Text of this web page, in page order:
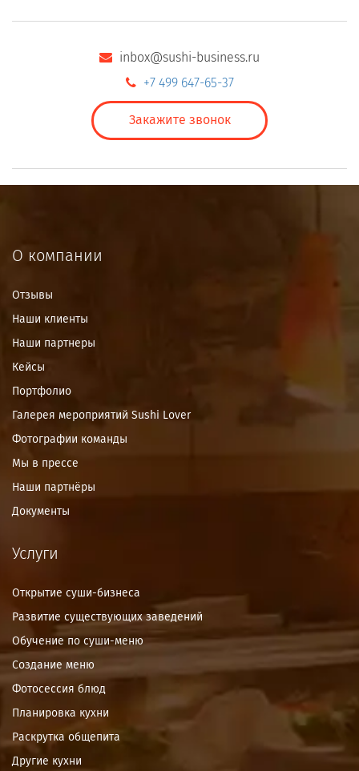
inbox@sushi-business.ru
+7 499 647-65-37
Закажите звонок
О компании
Отзывы
Наши клиенты
Наши партнеры
Кейсы
Портфолио
Галерея мероприятий Sushi Lover
Фотографии команды
Мы в прессе
Наши партнёры
Документы
Услуги
Открытие суши-бизнеса
Развитие существующих заведений
Обучение по суши-меню
Создание меню
Фотосессия блюд
Планировка кухни
Раскрутка общепита
Другие кухни